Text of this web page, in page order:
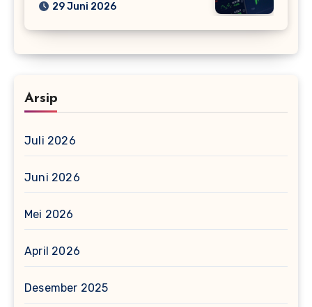
29 Juni 2026
Arsip
Juli 2026
Juni 2026
Mei 2026
April 2026
Desember 2025